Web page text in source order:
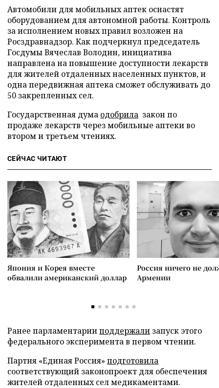
Автомобили для мобильных аптек оснастят
оборудованием для автономной работы. Контроль
за исполнением новых правил возложен на
Росздравнадзор. Как подчеркнул председатель
Госдумы Вячеслав Володин, инициатива
направлена на повышение доступности лекарств
для жителей отдаленных населенных пунктов, и
одна передвижная аптека сможет обслуживать до
50 закрепленных сел.
Государственная дума одобрила закон по
продаже лекарств через мобильные аптеки во
втором и третьем чтениях.
СЕЙЧАС ЧИТАЮТ
Япония и Корея вместе
обвалили американский доллар
Россия ничего не
Армении
Ранее парламентарииподдержали запуск этого
федерального эксперимента в первом чтении.
Партия «Единая Россия» подготовила
соответствующий законопроект для обеспечения
жителей отдаленных сел медикаментами.